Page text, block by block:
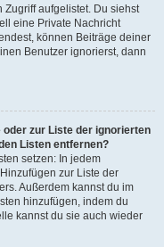
aufgelistet. Du siehst
eine Private Nachricht
können Beiträge deiner
Benutzer ignorierst, dann
oder zur Liste der ignorierten
Listen entfernen?
setzen: In jedem
zur Liste der
Außerdem kannst du im
hinzufügen, indem du
kannst du sie auch wieder